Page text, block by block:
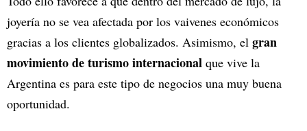
joyería no se vea afectada por los vaivenes económicos
gracias a los clientes globalizados. Asimismo, el gran
movimiento de turismo internacional que vive la
Argentina es para este tipo de negocios una muy buena
oportunidad.